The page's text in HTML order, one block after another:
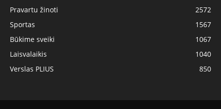
Pravartu žinoti
2572
Sportas
1567
Būkime sveiki
1067
Laisvalaikis
1040
Verslas PLIUS
850